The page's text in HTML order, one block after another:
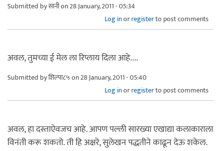
Submitted byसानीon 28 January, 2011 - 05:34
Log inorregisterto post comments
अवल, तुमच्या ई मेल ला रिप्लाय दिला आहे....
Submitted byशिल्पा८५on 28 January, 2011 - 05:40
Log inorregisterto post comments
अवल, हा दस्ताऐवजच आहे. आपण पल्ली सारख्या एखाद्या कलाकाराला
विनंती करू शकतो. ती हि अक्षरे, सुलेखन पद्धतीने काढून देऊ शकेल.